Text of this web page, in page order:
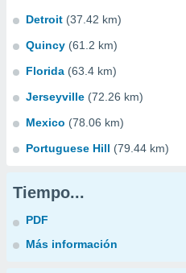
Detroit (37.42 km)
Quincy (61.2 km)
Florida (63.4 km)
Jerseyville (72.26 km)
Mexico (78.06 km)
Portuguese Hill (79.44 km)
Tiempo...
PDF
Más información